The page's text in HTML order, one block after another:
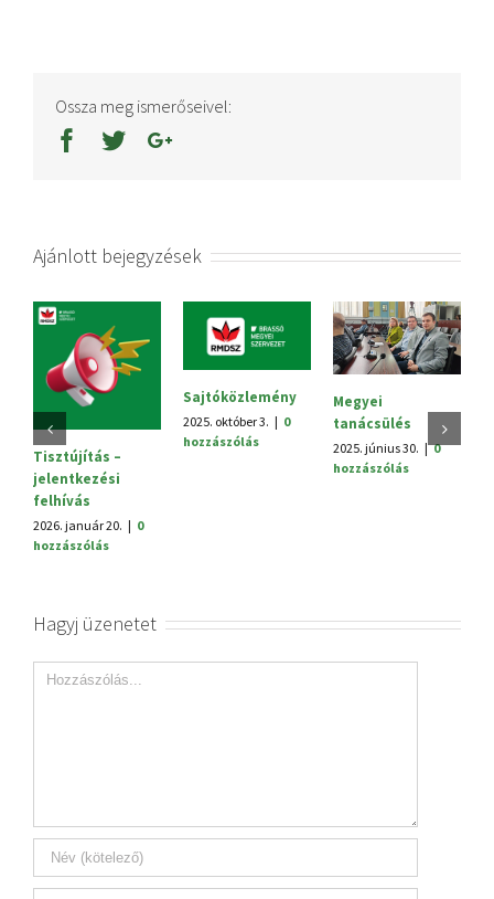
Ossza meg ismerőseivel:
Ajánlott bejegyzések
Tisztújítás –
jelentkezési
felhívás
2026. január 20. | 0
hozzászólás
Sajtóközlemény
2025. október 3. | 0
hozzászólás
Megyei
tanácsülés
2025. június 30. | 0
hozzászólás
Hagyj üzenetet